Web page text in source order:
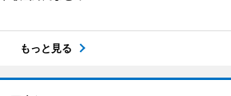
もっと見る